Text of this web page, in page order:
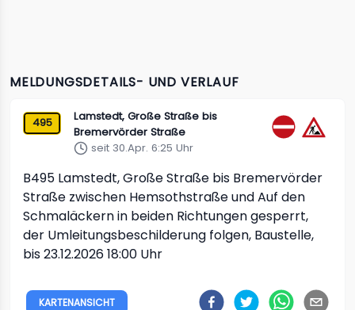
MELDUNGSDETAILS- UND VERLAUF
495
Lamstedt, Große Straße bis
Bremervörder Straße
seit 30.Apr. 6:25 Uhr
B495 Lamstedt, Große Straße bis Bremervörder
Straße zwischen Hemsothstraße und Auf den
Schmaläckern in beiden Richtungengesperrt,
der Umleitungsbeschilderung folgen, Baustelle,
bis 23.12.2026 18:00 Uhr
KARTENANSICHT